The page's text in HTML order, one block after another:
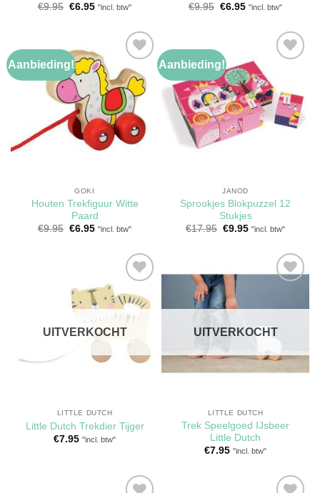
€9.95 Oorspronkelijke
€6.95Huidige
"incl. btw"
€9.95 Oorspronkelijke
€6.95Huidige
"incl. btw"
Aanbieding!
Toevoegen
aan
verlanglijst
GOKI
Houten Trekfiguur Witte
Paard
€9.95 Oorspronkelijke
€6.95Huidige
"incl. btw"
Aanbieding!
Toevoegen
aan
verlanglijst
JANOD
Sprookjes Blokpuzzel 12
Stukjes
€17.95 Oorspronkelijke
€9.95Huidige
"incl. btw"
Toevoegen
aan
verlanglijst
UITVERKOCHT
LITTLE DUTCH
Little Dutch Trekdier Tijger
€7.95 "incl. btw"
aan
UITVERKOCHT
LITTLE DUTCH
Trek Speelgoed IJsbeer
Little Dutch
€7.95 "incl. btw"